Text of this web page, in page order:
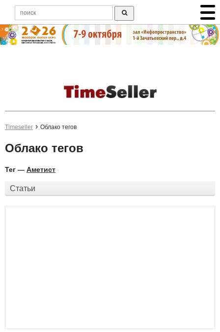
Timeseller Облако тегов
Облако тегов
Тег — Аметист
Статьи